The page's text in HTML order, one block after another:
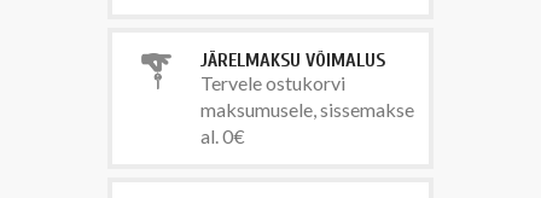
JÄRELMAKSU VÕIMALUS
Tervele ostukorvi
maksumusele, sissemakse
al. 0€